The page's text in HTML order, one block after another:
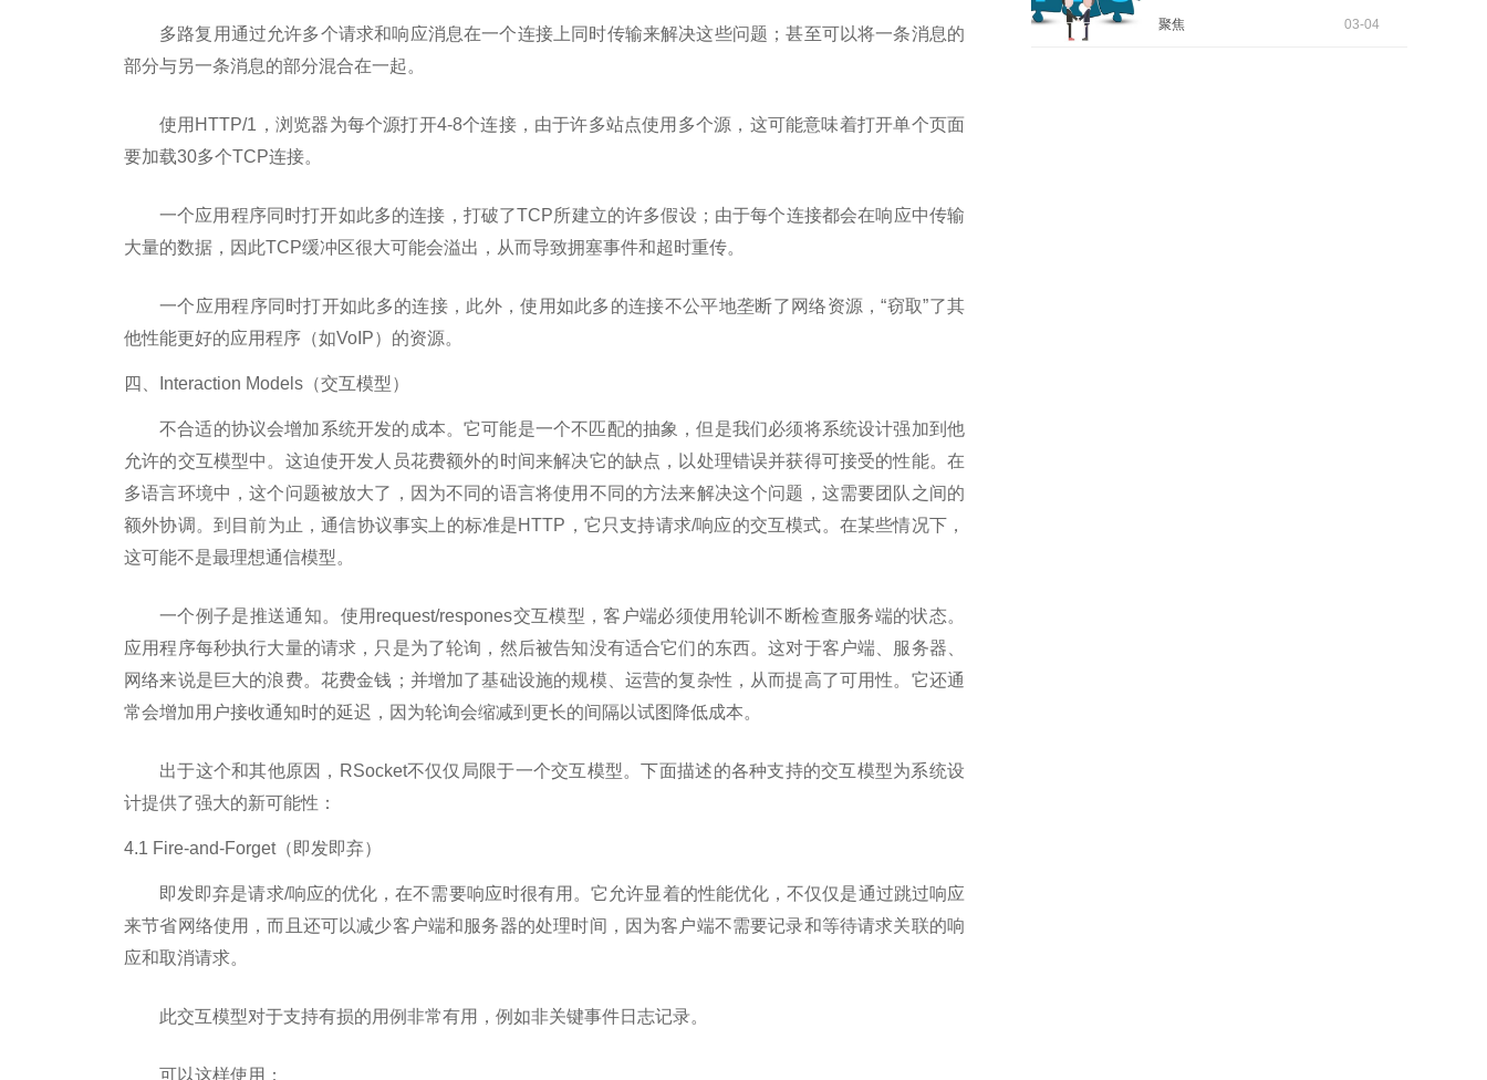
多路复用通过允许多个请求和响应消息在一个连接上同时传输来解决这些问题；甚至可以将一条消息的
部分与另一条消息的部分混合在一起。
使用HTTP/1，浏览器为每个源打开4-8个连接，由于许多站点使用多个源，这可能意味着打开单个页面
要加载30多个TCP连接。
一个应用程序同时打开如此多的连接，打破了TCP所建立的许多假设；由于每个连接都会在响应中传输
大量的数据，因此TCP缓冲区很大可能会溢出，从而导致拥塞事件和超时重传。
一个应用程序同时打开如此多的连接，此外，使用如此多的连接不公平地垄断了网络资源，“窃取”了其
他性能更好的应用程序（如VoIP）的资源。
四、Interaction Models（交互模型）
不合适的协议会增加系统开发的成本。它可能是一个不匹配的抽象，但是我们必须将系统设计强加到他
允许的交互模型中。这迫使开发人员花费额外的时间来解决它的缺点，以处理错误并获得可接受的性能。在
多语言环境中，这个问题被放大了，因为不同的语言将使用不同的方法来解决这个问题，这需要团队之间的
额外协调。到目前为止，通信协议事实上的标准是HTTP，它只支持请求/响应的交互模式。在某些情况下，
这可能不是最理想通信模型。
一个例子是推送通知。使用request/respones交互模型，客户端必须使用轮训不断检查服务端的状态。
应用程序每秒执行大量的请求，只是为了轮询，然后被告知没有适合它们的东西。这对于客户端、服务器、
网络来说是巨大的浪费。花费金钱；并增加了基础设施的规模、运营的复杂性，从而提高了可用性。它还通
常会增加用户接收通知时的延迟，因为轮询会缩减到更长的间隔以试图降低成本。
出于这个和其他原因，RSocket不仅仅局限于一个交互模型。下面描述的各种支持的交互模型为系统设
计提供了强大的新可能性：
4.1 Fire-and-Forget（即发即弃）
即发即弃是请求/响应的优化，在不需要响应时很有用。它允许显着的性能优化，不仅仅是通过跳过响应
来节省网络使用，而且还可以减少客户端和服务器的处理时间，因为客户端不需要记录和等待请求关联的响
应和取消请求。
此交互模型对于支持有损的用例非常有用，例如非关键事件日志记录。
可以这样使用：
聚焦 03-04